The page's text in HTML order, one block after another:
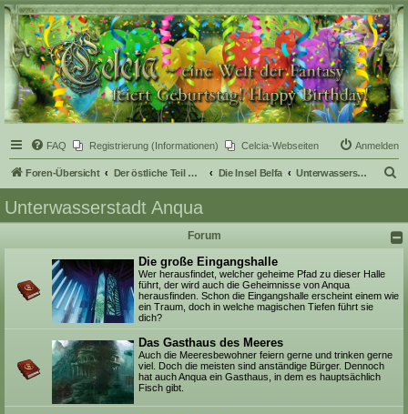
Celcia - eine Welt der
Fantasy
FAQ Registrierung (Informationen) Celcia-Webseiten Anmelden
Foren-Übersicht Der östliche Teil Celcias Die Insel Belfa Unterwasserstadt Anqua
h
Unterwasserstadt Anqua
Forum
Die große Eingangshalle
Wer herausfindet, welcher geheime Pfad zu dieser Halle
führt, der wird auch die Geheimnisse von Anqua
herausfinden. Schon die Eingangshalle erscheint einem wie
ein Traum, doch in welche magischen Tiefen führt sie
dich?
Das Gasthaus des Meeres
Auch die Meeresbewohner feiern gerne und trinken gerne
viel. Doch die meisten sind anständige Bürger. Dennoch
hat auch Anqua ein Gasthaus, in dem es hauptsächlich
Fisch gibt.